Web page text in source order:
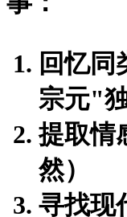
回忆同
宗元"
提取情
然）
寻找现